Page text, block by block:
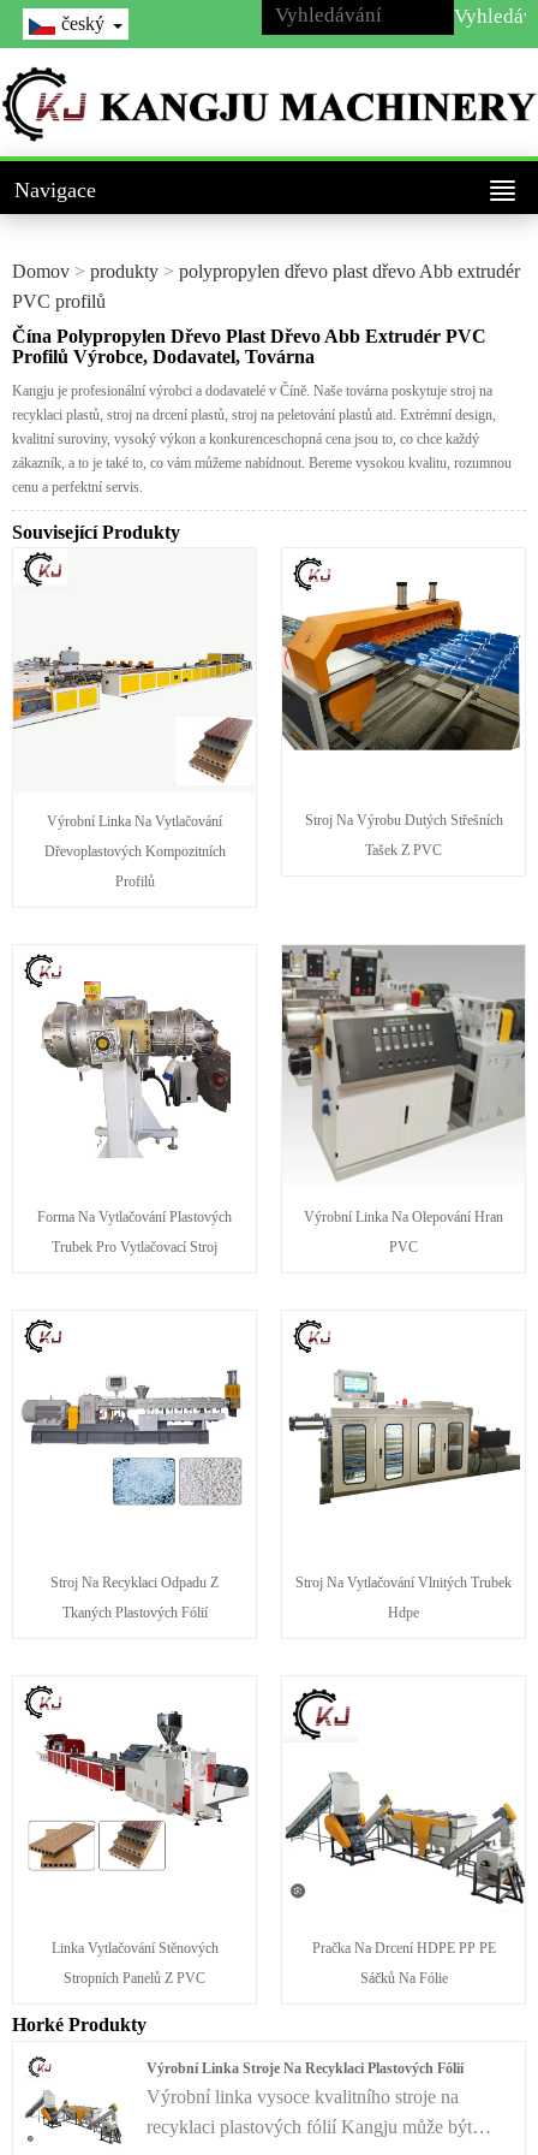
český
Navigace
Domov > produkty > polypropylen dřevo plast dřevo Abb extrudér
PVC profilů
Čína Polypropylen Dřevo Plast Dřevo Abb Extrudér PVC
Profilů Výrobce, Dodavatel, Továrna
Kangju je profesionální výrobci a dodavatelé v Číně. Naše továrna poskytuje stroj na
recyklaci plastů, stroj na drcení plastů, stroj na peletování plastů atd. Extrémní design,
kvalitní suroviny, vysoký výkon a konkurenceschopná cena jsou to, co chce každý
zákazník, a to je také to, co vám můžeme nabídnout. Bereme vysokou kvalitu, rozumnou
cenu a perfektní servis.
Související Produkty
Výrobní Linka Na Vytlačování
Dřevoplastových Kompozitních
Profilů
Stroj Na Výrobu Dutých Střešních
Tašek Z PVC
Forma Na Vytlačování Plastových
Trubek Pro Vytlačovací Stroj
Výrobní Linka Na Olepování Hran
PVC
Stroj Na Recyklaci Odpadu Z
Tkaných Plastových Fólií
Stroj Na Vytlačování Vlnitých Trubek
Hdpe
Linka Vytlačování Stěnových
Stropních Panelů Z PVC
Pračka Na Drcení HDPE PP PE
Sáčků Na Fólie
Horké Produkty
Výrobní Linka Stroje Na Recyklaci Plastových Fólií
Výrobní linka vysoce kvalitního stroje na
recyklaci plastových fólií Kangju může být